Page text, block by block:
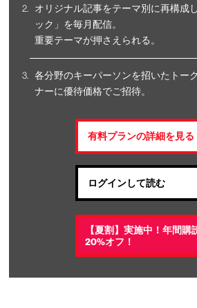
オリジナル記事をテーマ別に再構成
ック」を毎月配信。
重要テーマが押さえられる。
各分野のキーパーソンを招いたトー
ナーに優待価格でご招待。
有料プランの詳細を見る
ログインして読む
【夏割】実施中！年間購
20%オフ！